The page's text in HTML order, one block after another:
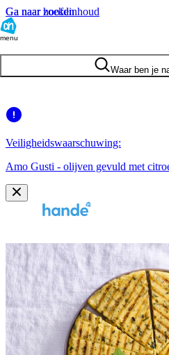
Ga naar hoofdinhoud
Ga naar zoeken
menu
Waar ben je
Veiligheidswaarschuwing:
Amo Gusti - olijven gevuld met